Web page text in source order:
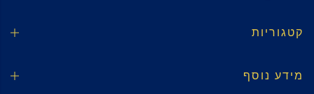
קטגוריות
מידע נוסף